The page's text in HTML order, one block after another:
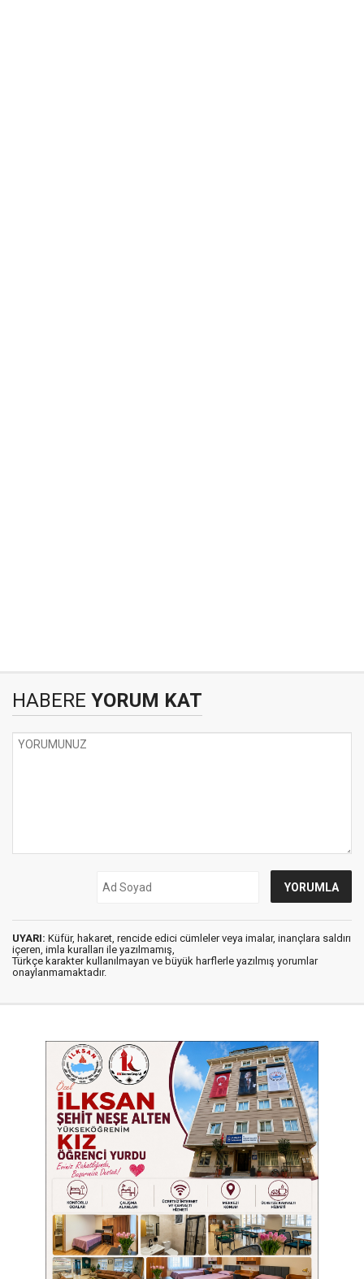
HABERE YORUM KAT
UYARI: Küfür, hakaret, rencide edici cümleler veya imalar, inançlara saldırı
içeren, imla kuralları ile yazılmamış,
Türkçe karakter kullanılmayan ve büyük harflerle yazılmış yorumlar
onaylanmamaktadır.